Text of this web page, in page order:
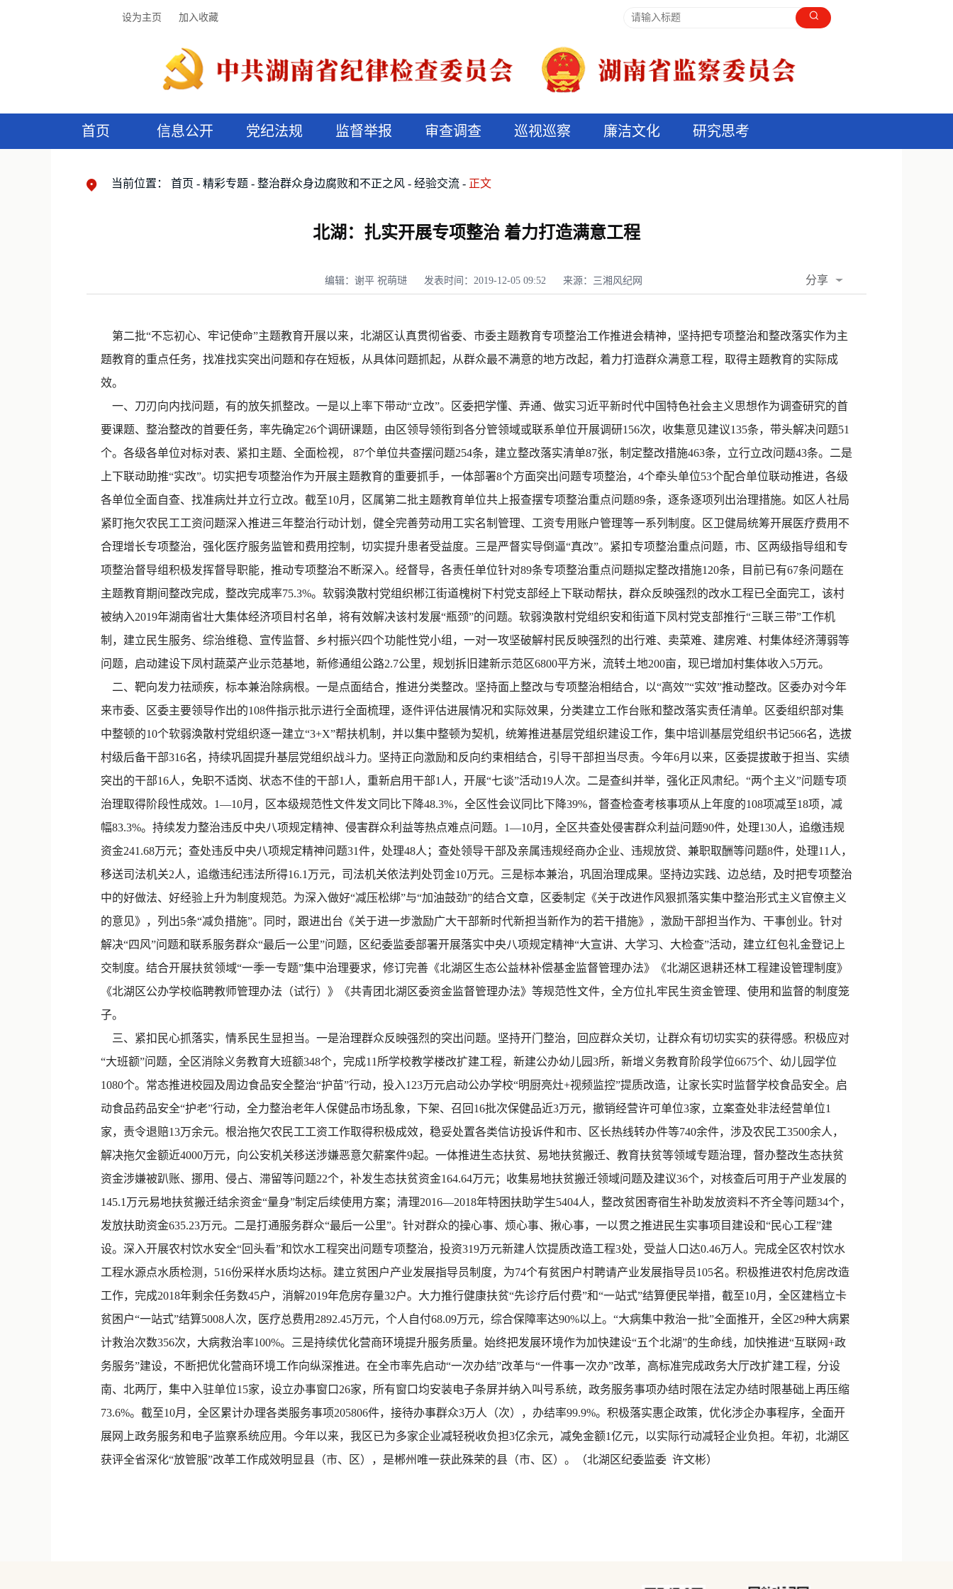
设为主页 加入收藏
首页 信息公开 党纪法规 监督举报 审查调查 巡视巡察 廉洁文化 研究思考
当前位置： 首页 精彩专题 整治群众身边腐败和不正之风 经验交流 正文
北湖：扎实开展专项整治 着力打造满意工程
编辑：谢平 祝萌琎 发表时间：2019-12-05 09:52 来源：三湘风纪网 分享
新浪微博
QQ
第二批“不忘初心、牢记使命”主题教育开展以来，北湖区认真贯彻省委、市委主题教育专项整治工作推进会精神，坚持把专项整治和整改落实作为主
题教育的重点任务，找准找实突出问题和存在短板，从具体问题抓起，从群众最不满意的地方改起，着力打造群众满意工程，取得主题教育的实际成
效。
一、刀刃向内找问题，有的放矢抓整改。一是以上率下带动“立改”。区委把学懂、弄通、做实习近平新时代中国特色社会主义思想作为调查研究的首
要课题、整治整改的首要任务，率先确定26个调研课题，由区领导领衔到各分管领域或联系单位开展调研156次，收集意见建议135条，带头解决问题51
个。各级各单位对标对表、紧扣主题、全面检视， 87个单位共查摆问题254条，建立整改落实清单87张，制定整改措施463条，立行立改问题43条。二是
上下联动助推“实改”。切实把专项整治作为开展主题教育的重要抓手，一体部署8个方面突出问题专项整治，4个牵头单位53个配合单位联动推进，各级
各单位全面自查、找准病灶并立行立改。截至10月，区属第二批主题教育单位共上报查摆专项整治重点问题89条，逐条逐项列出治理措施。如区人社局
紧盯拖欠农民工工资问题深入推进三年整治行动计划，健全完善劳动用工实名制管理、工资专用账户管理等一系列制度。区卫健局统筹开展医疗费用不
合理增长专项整治，强化医疗服务监管和费用控制，切实提升患者受益度。三是严督实导倒逼“真改”。紧扣专项整治重点问题，市、区两级指导组和专
项整治督导组积极发挥督导职能，推动专项整治不断深入。经督导，各责任单位针对89条专项整治重点问题拟定整改措施120条，目前已有67条问题在
主题教育期间整改完成，整改完成率75.3%。软弱涣散村党组织郴江街道槐树下村党支部经上下联动帮扶，群众反映强烈的改水工程已全面完工，该村
被纳入2019年湖南省壮大集体经济项目村名单，将有效解决该村发展“瓶颈”的问题。软弱涣散村党组织安和街道下凤村党支部推行“三联三带”工作机
制，建立民生服务、综治维稳、宣传监督、乡村振兴四个功能性党小组，一对一攻坚破解村民反映强烈的出行难、卖菜难、建房难、村集体经济薄弱等
问题，启动建设下凤村蔬菜产业示范基地，新修通组公路2.7公里，规划拆旧建新示范区6800平方米，流转土地200亩，现已增加村集体收入5万元。
二、靶向发力祛顽疾，标本兼治除病根。一是点面结合，推进分类整改。坚持面上整改与专项整治相结合，以“高效”“实效”推动整改。区委办对今年
来市委、区委主要领导作出的108件指示批示进行全面梳理，逐件评估进展情况和实际效果，分类建立工作台账和整改落实责任清单。区委组织部对集
中整顿的10个软弱涣散村党组织逐一建立“3+X”帮扶机制，并以集中整顿为契机，统筹推进基层党组织建设工作，集中培训基层党组织书记566名，选拔
村级后备干部316名，持续巩固提升基层党组织战斗力。坚持正向激励和反向约束相结合，引导干部担当尽责。今年6月以来，区委提拔敢于担当、实绩
突出的干部16人，免职不适岗、状态不佳的干部1人，重新启用干部1人，开展“七谈”活动19人次。二是查纠并举，强化正风肃纪。“两个主义”问题专项
治理取得阶段性成效。1—10月，区本级规范性文件发文同比下降48.3%，全区性会议同比下降39%，督查检查考核事项从上年度的108项减至18项，减
幅83.3%。持续发力整治违反中央八项规定精神、侵害群众利益等热点难点问题。1—10月，全区共查处侵害群众利益问题90件，处理130人，追缴违规
资金241.68万元；查处违反中央八项规定精神问题31件，处理48人；查处领导干部及亲属违规经商办企业、违规放贷、兼职取酬等问题8件，处理11人，
移送司法机关2人，追缴违纪违法所得16.1万元，司法机关依法判处罚金10万元。三是标本兼治，巩固治理成果。坚持边实践、边总结，及时把专项整治
中的好做法、好经验上升为制度规范。为深入做好“减压松绑”与“加油鼓劲”的结合文章，区委制定《关于改进作风狠抓落实集中整治形式主义官僚主义
的意见》，列出5条“减负措施”。同时，跟进出台《关于进一步激励广大干部新时代新担当新作为的若干措施》，激励干部担当作为、干事创业。针对
解决“四风”问题和联系服务群众“最后一公里”问题，区纪委监委部署开展落实中央八项规定精神“大宣讲、大学习、大检查”活动，建立红包礼金登记上
交制度。结合开展扶贫领域“一季一专题”集中治理要求，修订完善《北湖区生态公益林补偿基金监督管理办法》《北湖区退耕还林工程建设管理制度》
《北湖区公办学校临聘教师管理办法（试行）》《共青团北湖区委资金监督管理办法》等规范性文件，全方位扎牢民生资金管理、使用和监督的制度笼
子。
三、紧扣民心抓落实，情系民生显担当。一是治理群众反映强烈的突出问题。坚持开门整治，回应群众关切，让群众有切切实实的获得感。积极应对
“大班额”问题，全区消除义务教育大班额348个，完成11所学校教学楼改扩建工程，新建公办幼儿园3所，新增义务教育阶段学位6675个、幼儿园学位
1080个。常态推进校园及周边食品安全整治“护苗”行动，投入123万元启动公办学校“明厨亮灶+视频监控”提质改造，让家长实时监督学校食品安全。启
动食品药品安全“护老”行动，全力整治老年人保健品市场乱象，下架、召回16批次保健品近3万元，撤销经营许可单位3家，立案查处非法经营单位1
家，责令退赔13万余元。根治拖欠农民工工资工作取得积极成效，稳妥处置各类信访投诉件和市、区长热线转办件等740余件，涉及农民工3500余人，
解决拖欠金额近4000万元，向公安机关移送涉嫌恶意欠薪案件9起。一体推进生态扶贫、易地扶贫搬迁、教育扶贫等领域专题治理，督办整改生态扶贫
资金涉嫌被趴账、挪用、侵占、滞留等问题22个，补发生态扶贫资金164.64万元；收集易地扶贫搬迁领域问题及建议36个，对核查后可用于产业发展的
145.1万元易地扶贫搬迁结余资金“量身”制定后续使用方案；清理2016—2018年特困扶助学生5404人，整改贫困寄宿生补助发放资料不齐全等问题34个，
发放扶助资金635.23万元。二是打通服务群众“最后一公里”。针对群众的操心事、烦心事、揪心事，一以贯之推进民生实事项目建设和“民心工程”建
设。深入开展农村饮水安全“回头看”和饮水工程突出问题专项整治，投资319万元新建人饮提质改造工程3处，受益人口达0.46万人。完成全区农村饮水
工程水源点水质检测，516份采样水质均达标。建立贫困户产业发展指导员制度，为74个有贫困户村聘请产业发展指导员105名。积极推进农村危房改造
工作，完成2018年剩余任务数45户，消解2019年危房存量32户。大力推行健康扶贫“先诊疗后付费”和“一站式”结算便民举措，截至10月，全区建档立卡
贫困户“一站式”结算5008人次，医疗总费用2892.45万元，个人自付68.09万元，综合保障率达90%以上。“大病集中救治一批”全面推开，全区29种大病累
计救治次数356次，大病救治率100%。三是持续优化营商环境提升服务质量。始终把发展环境作为加快建设“五个北湖”的生命线，加快推进“互联网+政
务服务”建设，不断把优化营商环境工作向纵深推进。在全市率先启动“一次办结”改革与“一件事一次办”改革，高标准完成政务大厅改扩建工程，分设
南、北两厅，集中入驻单位15家，设立办事窗口26家，所有窗口均安装电子条屏并纳入叫号系统，政务服务事项办结时限在法定办结时限基础上再压缩
73.6%。截至10月，全区累计办理各类服务事项205806件，接待办事群众3万人（次），办结率99.9%。积极落实惠企政策，优化涉企办事程序，全面开
展网上政务服务和电子监察系统应用。今年以来，我区已为多家企业减轻税收负担3亿余元，减免金额1亿元，以实际行动减轻企业负担。年初，北湖区
获评全省深化“放管服”改革工作成效明显县（市、区），是郴州唯一获此殊荣的县（市、区）。（北湖区纪委监委 许文彬）